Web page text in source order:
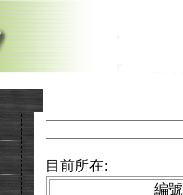
目前所在:
編